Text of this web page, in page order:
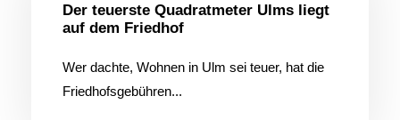
Der teuerste Quadratmeter Ulms liegt
auf dem Friedhof
Wer dachte, Wohnen in Ulm sei teuer, hat die
Friedhofsgebühren...